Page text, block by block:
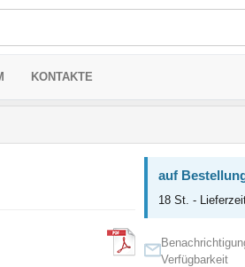
KONTAKTE
auf
18 St. -
Verfügbarkeit